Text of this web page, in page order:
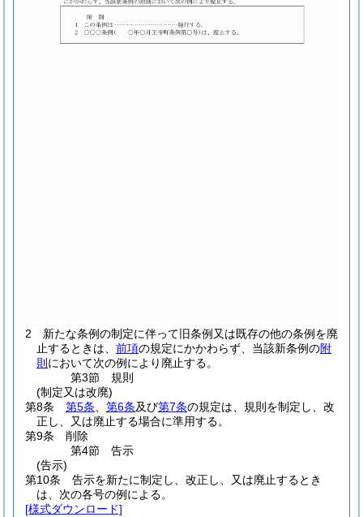
2
新たな条例の制定に伴って旧条例又は既存の他の条例を廃
止するときは、 前項の規定にかかわらず、当該新条例の附
則 において次の例により廃止する。
第3節
規則
(制定又は改廃)
第8条
第5条 第6条及び第7条の規定は、規則を制定し、改
正し、又は廃止する場合に準用する。
第9条
削除
第4節
告示
(告示)
第10条
告示を新たに制定し、改正し、又は廃止するとき
は、次の各号の例による。
[様式ダウンロード]